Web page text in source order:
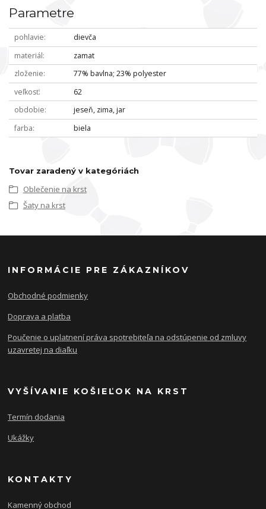
Parametre
pohlavie
dievča
materiál
zamat
zloženie
77% bavlna; 23% polyester
veľkosť
62
obdobie
jeseň, zima, jar
farba
biela
Tovar zaradený v kategóriách
Oblečenie na krst
Šaty na krst
INFORMÁCIE PRE ZÁKAZNÍKOV
Obchodné podmienky
Doprava a platba
Poučenie o uplatnení práva spotrebiteľa na odstúpenie od zmluvy
uzavretej na diaľku
VYŠÍVANIE KOŠIEĽOK NA KRST
Termín dodania
Ukážky
KONTAKTY
Kamenný obchod